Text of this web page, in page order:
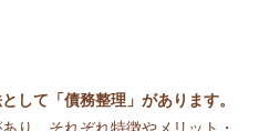
して「債務整理」があります。